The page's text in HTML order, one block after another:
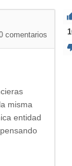
comentarios
misma
entidad